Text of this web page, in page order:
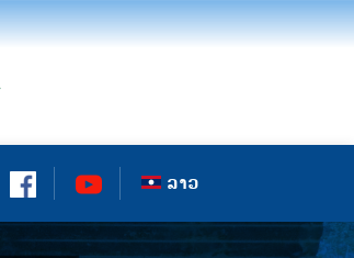
ລາວ